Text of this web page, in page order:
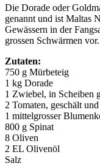
Die Dorade oder
genannt und ist Maltas
Gewässern in der
grossen Schwärmen vor.
Zutaten:
750 g Mürbeteig
1 kg Dorade
1 Zwiebel, in Scheiben
2 Tomaten, geschält
1 mittelgrosser
800 g Spinat
8 Oliven
2 EL Olivenöl
Salz